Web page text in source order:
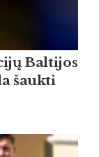
Baltijos
šaukti